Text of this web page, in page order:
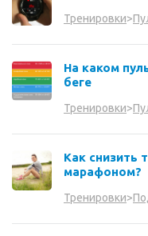
Тренировки>
На каком
беге
Тренировки>
Как снизить
марафоном?
Тренировки>